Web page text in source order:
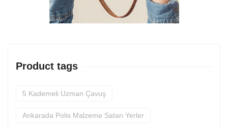
Product tags
5 Kademeli Uzman Çavuş
Ankarada Polis Malzeme Satan Yerler